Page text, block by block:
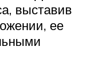
выставив
ее